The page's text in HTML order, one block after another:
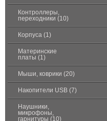
Контроллеры,
переходники (10)
Корпуса (1)
Материнские
платы (1)
Мыши, коврики (20)
Накопители USB (7)
Наушники,
микрофоны,
гарнитуры (10)